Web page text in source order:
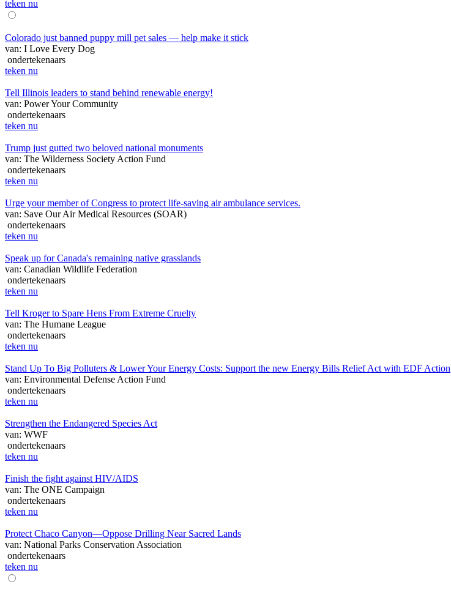
teken nu
Colorado just banned puppy mill pet sales — help make it stick
van: I Love Every Dog
ondertekenaars
teken nu
Tell Illinois leaders to stand behind renewable energy!
van: Power Your Community
ondertekenaars
teken nu
Trump just gutted two beloved national monuments
van: The Wilderness Society Action Fund
ondertekenaars
teken nu
Urge your member of Congress to protect life-saving air ambulance services.
van: Save Our Air Medical Resources (SOAR)
ondertekenaars
teken nu
Speak up for Canada's remaining native grasslands
van: Canadian Wildlife Federation
ondertekenaars
teken nu
Tell Kroger to Spare Hens From Extreme Cruelty
van: The Humane League
ondertekenaars
teken nu
Stand Up To Big Polluters & Lower Your Energy Costs: Support the new Energy Bills Relief Act with EDF Action
van: Environmental Defense Action Fund
ondertekenaars
teken nu
Strengthen the Endangered Species Act
van: WWF
ondertekenaars
teken nu
Finish the fight against HIV/AIDS
van: The ONE Campaign
ondertekenaars
teken nu
Protect Chaco Canyon—Oppose Drilling Near Sacred Lands
van: National Parks Conservation Association
ondertekenaars
teken nu